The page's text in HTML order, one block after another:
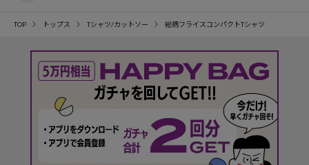
TOP トップス Tシャツ/カットソー 総柄フライスコンパクトTシャツ